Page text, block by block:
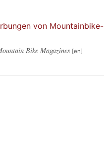
von Mountainbike-
Bike Magazines